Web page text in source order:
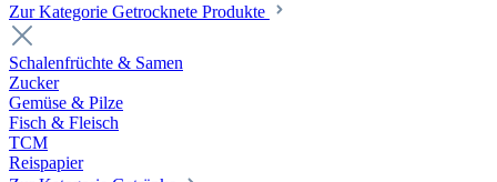
Zur Kategorie Getrocknete Produkte
Schalenfrüchte & Samen
Zucker
Gemüse & Pilze
Fisch & Fleisch
TCM
Reispapier